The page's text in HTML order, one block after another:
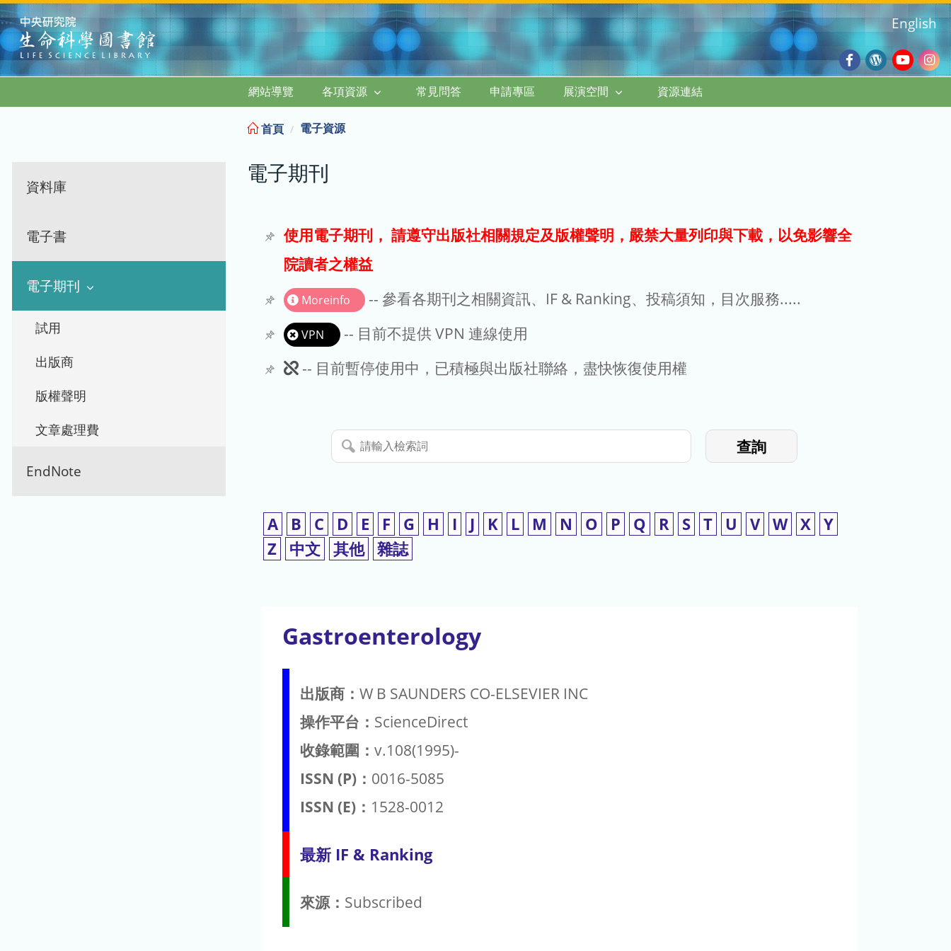
:::
Facebook
Wordpress
Blog
English
網站導覽 各項資源 常見問答 申請專區 展演空間 資源連結
資料庫
電子書
電子期刊
試用
出版商
版權聲明
文章處理費
EndNote
首頁 電子資源
電子期刊
使用電子期刊， 請遵守出版社相關規定及版權聲明，嚴禁大量列印與下載，以免影響全
院讀者之權益
Moreinfo -- 參看各期刊之相關資訊、IF & Ranking、投稿須知，目次服務.....
VPN
-- 目前不提供 VPN 連線使用
此
使
用
-- 目前暫停使用中，已積極與出版社聯絡，盡快恢復使用權
請
輸
索
詞
查詢
A B C D E F G H I J K L M N O P Q R S T U V W X Y
Z
中文 其他 雜誌
Gastroenterology
出版商： W B SAUNDERS CO-ELSEVIER INC
操作平台： ScienceDirect
收錄範圍： v.108(1995)-
ISSN (P)： 0016-5085
ISSN (E)： 1528-0012
最新 IF & Ranking
來源： Subscribed